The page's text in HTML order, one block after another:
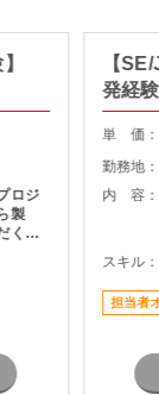
ロジ
製
く案
期的
境と
【
発経
守・
単 価：
勤務地：
内 容：
スキル：
担当者